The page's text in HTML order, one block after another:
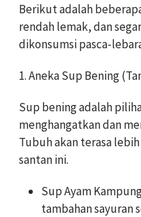
Berikut adalah
rendah lemak, dan
dikonsumsi pasca-
1. Aneka Sup Bening
Sup bening adalah
menghangatkan dan
Tubuh akan terasa
santan ini.
Sup Ayam
tambahan sayuran